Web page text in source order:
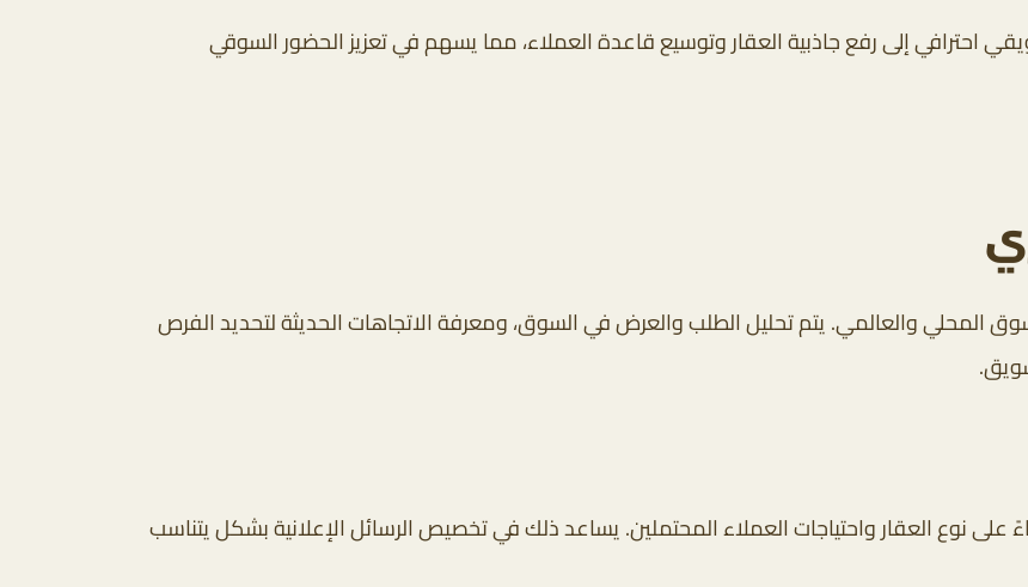
احترافي إلى رفع جاذبية العقار وتوسيع قاعدة العملاء، مما يسهم في تعزيز الحضور السوقي
المحلي والعالمي. يتم تحليل الطلب والعرض في السوق، ومعرفة الاتجاهات الحديثة لتحديد الفرص
نوع العقار واحتياجات العملاء المحتملين. يساعد ذلك في تخصيص الرسائل الإعلانية بشكل يتناسب